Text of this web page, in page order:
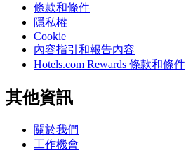
條款和條件
隱私權
Cookie
內容指引和報告內容
Hotels.com Rewards 條款和條件
其他資訊
關於我們
工作機會